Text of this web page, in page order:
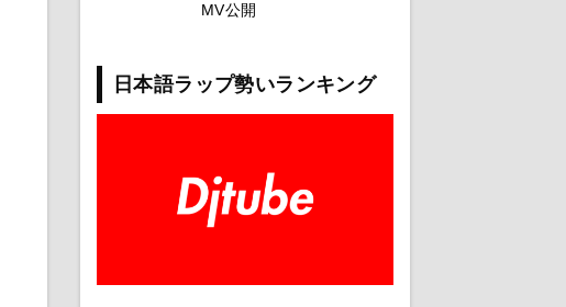
MV公開
日本語ラップ勢いランキング